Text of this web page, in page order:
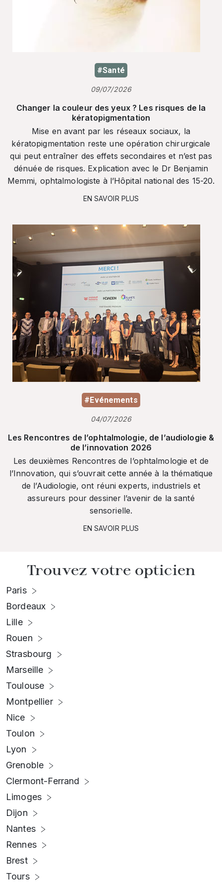
#Santé
09/07/2026
Changer la couleur des yeux ? Les risques de la
kératopigmentation
Mise en avant par les réseaux sociaux, la
kératopigmentation reste une opération chirurgicale
qui peut entraîner des effets secondaires et n’est pas
dénuée de risques. Explication avec le Dr Benjamin
Memmi, ophtalmologiste à l’Hôpital national des 15-20.
EN SAVOIR PLUS
#Evénements
04/07/2026
Les Rencontres de l’ophtalmologie, de l’audiologie &
de l’innovation 2026
Les deuxièmes Rencontres de l’ophtalmologie et de
l’Innovation, qui s’ouvrait cette année à la thématique
de l’Audiologie, ont réuni experts, industriels et
assureurs pour dessiner l’avenir de la santé
sensorielle.
EN SAVOIR PLUS
Trouvez votre opticien
Paris
Bordeaux
Lille
Rouen
Strasbourg
Marseille
Toulouse
Montpellier
Nice
Toulon
Lyon
Grenoble
Clermont-Ferrand
Limoges
Dijon
Nantes
Rennes
Brest
Tours